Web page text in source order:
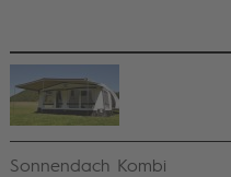
Sonnendach Kombi